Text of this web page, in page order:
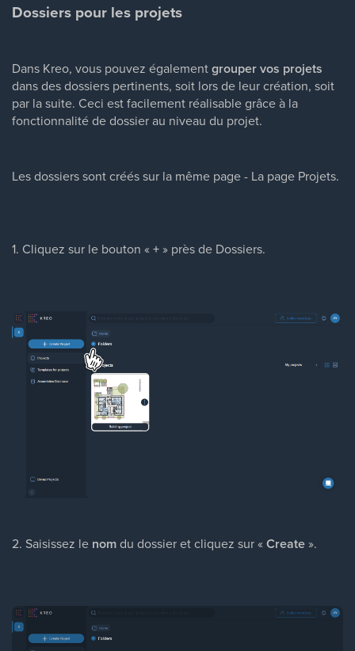
Dossiers pour les projets
Dans Kreo, vous pouvez égalementgrouper vos projets
dans des dossiers pertinents, soit lors de leur création, soit
par la suite. Ceci est facilement réalisable grâce à la
fonctionnalité de dossier au niveau du projet.
Les dossiers sont créés sur la même page - La page Projets.
1. Cliquez sur le bouton «+» près de Dossiers.
2. Saisissez le nomdu dossier et cliquez sur «Create».